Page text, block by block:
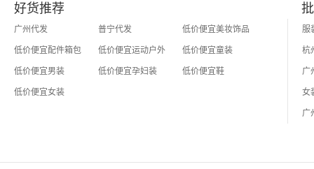
好货推荐
广州代发 普宁代发 低价便宜美妆饰品
低价便宜配件箱包 低价便宜运动户外 低价便宜童装
低价便宜男装 低价便宜孕妇装 低价便宜鞋
低价便宜女装